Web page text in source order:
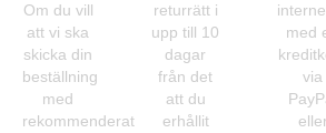
Om du vill
att vi ska
skicka din
beställning
med
rekommenderat
returrätt i
upp till 10
dagar
från det
att du
erhållit
med
via
eller